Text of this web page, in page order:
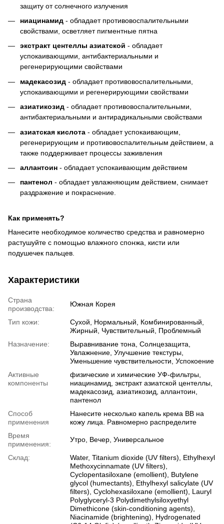
защиту от солнечного излучения
ниацинамид - обладает противовоспалительными
свойствами, осветляет пигментные пятна
экстракт центеллы азиатской - обладает
успокаивающими, антибактериальными и
регенерирующими свойствами
мадекасозид - обладает противовоспалительными,
успокаивающими и регенерирующими свойствами
азиатикозид - обладает противовоспалительными,
антибактериальными и антирадикальными свойствами
азиатская кислота - обладает успокаивающим,
регенерирующим и противовоспалительным действием, а
также поддерживает процессы заживления
аллантоин - обладает успокаивающим действием
пантенол - обладает увлажняющим действием, снимает
раздражение и покраснение.
Как применять?
Нанесите необходимое количество средства и равномерно
растушуйте с помощью влажного спонжа, кисти или
подушечек пальцев.
Характеристики
Страна
производства:
Южная Корея
Тип кожи:
Сухой, Нормальный, Комбинированный,
Жирный, Чувствительный, Проблемный
Назначение:
Выравнивание тона, Солнцезащита,
Увлажнение, Улучшение текстуры,
Уменьшение чувствительности, Успокоение
Активные
компоненты
физические и химические УФ-фильтры,
ниацинамид, экстракт азиатской центеллы,
мадекасозид, азиатикозид, аллантоин,
пантенол
Способ
применения
Нанесите несколько капель крема BB на
кожу лица. Равномерно распределите
Время
применения:
Утро, Вечер, Универсальное
Склад:
Water, Titanium dioxide (UV filters), Ethylhexyl
Methoxycinnamate (UV filters),
Cyclopentasiloxane (emollient), Butylene
glycol (humectants), Ethylhexyl salicylate (UV
filters), Cyclohexasiloxane (emollient), Lauryl
Polyglyceryl-3 Polydimethylsiloxyethyl
Dimethicone (skin-conditioning agents),
Niacinamide (brightening), Hydrogenated